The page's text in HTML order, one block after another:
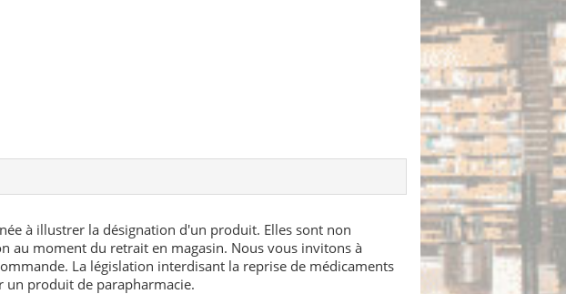
à illustrer la désignation d'un produit. Elles sont non
au moment du retrait en magasin. Nous vous invitons à
La législation interdisant la reprise de médicaments
un produit de parapharmacie.